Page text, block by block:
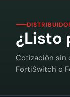
¿Listo
Cotización sin
FortiSwitch o